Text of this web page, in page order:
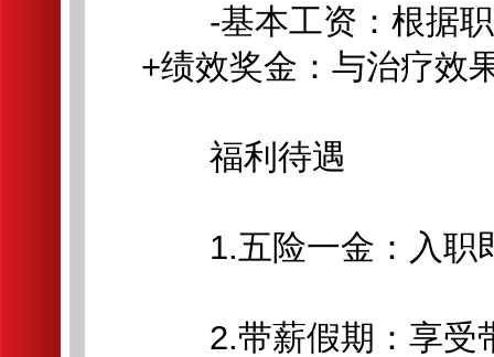
-基本工资：根据职
+绩效奖金：与治疗效
福利待遇
1.五险一金：入职
2.带薪假期：享受